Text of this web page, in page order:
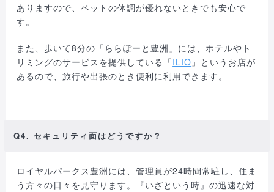
ありますので、ペットの体調が優れないときでも安心で
す。
また、歩いて8分の「ららぽーと豊洲」には、ホテルやト
リミングのサービスを提供している「ILIO 」というお店が
あるので、旅行や出張のとき便利に利用できます。
Q4. セキュリティ面はどうですか？
ロイヤルパークス豊洲には、管理員が24時間常駐し、住ま
う方々の日々を見守ります。『いざという時』の迅速な対